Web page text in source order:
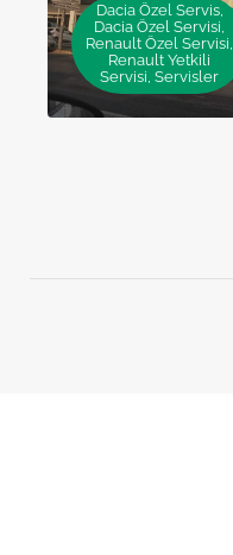
Dacia Özel Servis,
Dacia Özel Servisi,
Renault Özel Servisi,
Renault Yetkili
Servisi, Servisler